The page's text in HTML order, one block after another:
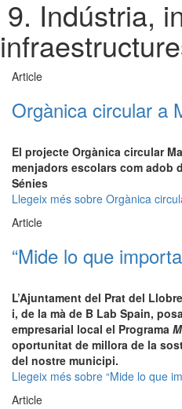
9. Indústria,
Article
Orgànica circular a
El projecte Orgànica circular
menjadors escolars com adob
Sénies
Llegeix més sobre Orgànica
Article
“Mide lo que
L’Ajuntament del Prat del
i, de la mà de B Lab Spain,
empresarial local el Programa
oportunitat de millora de la
del nostre municipi.
Llegeix més sobre “Mide lo que
Article